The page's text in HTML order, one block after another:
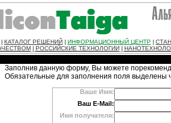
КАТАЛОГ РЕШЕНИЙ ИНФОРМАЦИОННЫЙ ЦЕНТР
РОССИЙСКИЕ ТЕХНОЛОГИИ
Заполнив данную форму, Вы можете
Обязательные для заполнения поля выделены
Ваше Имя:
Ваш E-Mail:
Имя получателя: